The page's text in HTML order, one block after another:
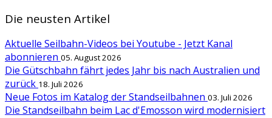
Die neusten Artikel
Aktuelle Seilbahn-Videos bei Youtube - Jetzt Kanal
abonnieren 05. August 2026
Die Gütschbahn fährt jedes Jahr bis nach Australien und
zurück 18. Juli 2026
Neue Fotos im Katalog der Standseilbahnen 03. Juli 2026
Die Standseilbahn beim Lac d'Emosson wird modernisiert